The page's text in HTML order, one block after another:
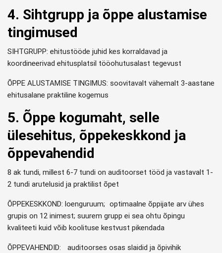
4. Sihtgrupp ja õppe alustamise
tingimused
SIHTGRUPP: ehitustööde juhid kes korraldavad ja
koordineerivad ehitusplatsil tööohutusalast tegevust
ÕPPE ALUSTAMISE TINGIMUS: soovitavalt vähemalt 3-aastane
ehitusalane praktiline kogemus
5. Õppe kogumaht, selle
ülesehitus, õppekeskkond ja
õppevahendid
8 ak tundi, millest 6-7 tundi on auditoorset tööd ja vastavalt 1-
2 tundi arutelusid ja praktilist õpet
ÕPPEKESKKOND: loenguruum; optimaalne õppijate arv ühes
grupis on 12 inimest; suurem grupp ei sea ohtu õpingu
kvaliteeti kuid võib koolituse kestvust pikendada
ÕPPEVAHENDID: auditoorses osas slaidid ja õpivihik